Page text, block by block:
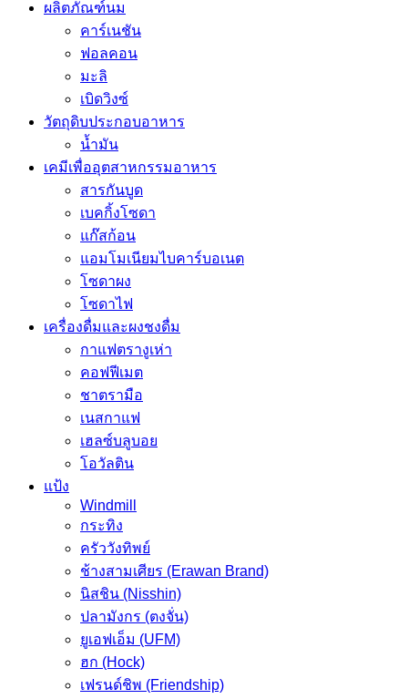
ผลิตภัณฑ์นม
คาร์เนชัน
ฟอลคอน
มะลิ
เบิดวิงซ์
วัตถุดิบประกอบอาหาร
น้ำมัน
เคมีเพื่ออุตสาหกรรมอาหาร
สารกันบูด
เบคกิ้งโซดา
แก๊สก้อน
แอมโมเนียมไบคาร์บอเนต
โซดาผง
โซดาไฟ
เครื่องดื่มและผงชงดื่ม
กาแฟตรางูเห่า
คอฟฟีเมต
ชาตรามือ
เนสกาแฟ
เฮลซ์บลูบอย
โอวัลติน
แป้ง
Windmill
กระทิง
ครัววังทิพย์
ช้างสามเศียร (Erawan Brand)
นิสชิน (Nisshin)
ปลามังกร (ตงจั่น)
ยูเอฟเอ็ม (UFM)
ฮก (Hock)
เฟรนด์ชิพ (Friendship)